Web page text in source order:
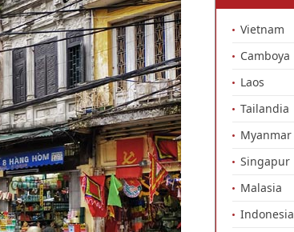
Vietnam
Camboya
Laos
Tailandia
Myanmar
Singapur
Malasia
Indonesia